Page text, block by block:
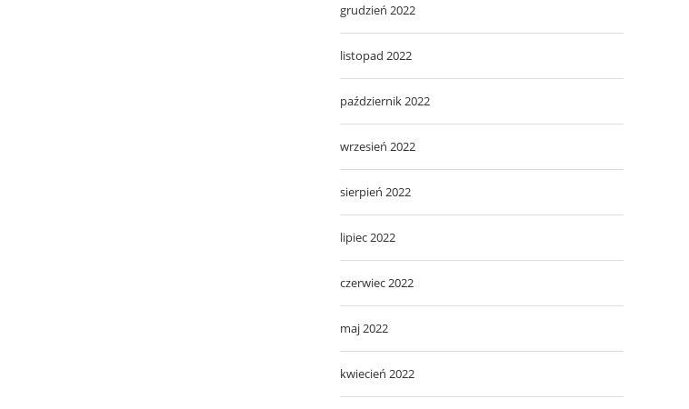
grudzień 2022
listopad 2022
październik 2022
wrzesień 2022
sierpień 2022
lipiec 2022
czerwiec 2022
maj 2022
kwiecień 2022